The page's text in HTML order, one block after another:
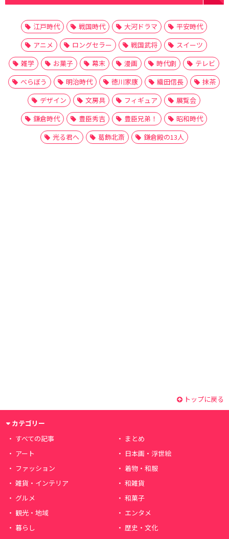
江戸時代 戦国時代 大河ドラマ
平安時代
アニメ
ロングセラー 戦国武将
スイーツ
雑学
お菓子 幕末 漫画 時代劇
テレビ
べらぼう
明治時代 徳川家康 織田信長
抹茶
デザイン
文房具 フィギュア
展覧会
鎌倉時代
豊臣秀吉 豊臣兄弟！
昭和時代
光る君へ
葛飾北斎 鎌倉殿の13人
トップに戻る
カテゴリー
すべての記事
まとめ
アート
日本画・浮世絵
ファッション
着物・和服
雑貨・インテリア
和雑貨
グルメ
和菓子
観光・地域
エンタメ
暮らし
歴史・文化